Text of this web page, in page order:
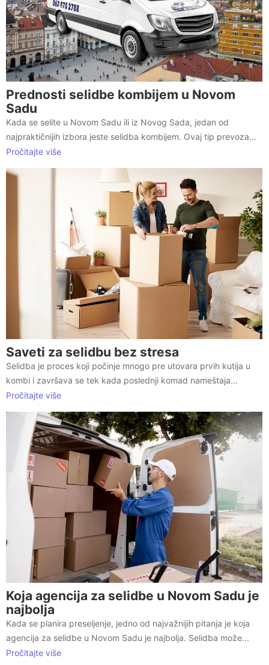
Prednosti selidbe kombijem u Novom
Sadu
Kada se selite u Novom Sadu ili iz Novog Sada, jedan od
najpraktičnijih izbora jeste selidba kombijem. Ovaj tip prevoza...
Pročitajte više
Saveti za selidbu bez stresa
Selidba je proces koji počinje mnogo pre utovara prvih kutija u
kombi i završava se tek kada poslednji komad nameštaja...
Pročitajte više
Koja agencija za selidbe u Novom Sadu je
najbolja
Kada se planira preseljenje, jedno od najvažnijih pitanja je koja
agencija za selidbe u Novom Sadu je najbolja. Selidba može...
Pročitajte više